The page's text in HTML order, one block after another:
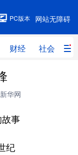
网站无障碍
PC版本
财经 社会 科
华网
事
纪